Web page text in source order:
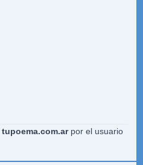
tupoema.com.arpor el usuario